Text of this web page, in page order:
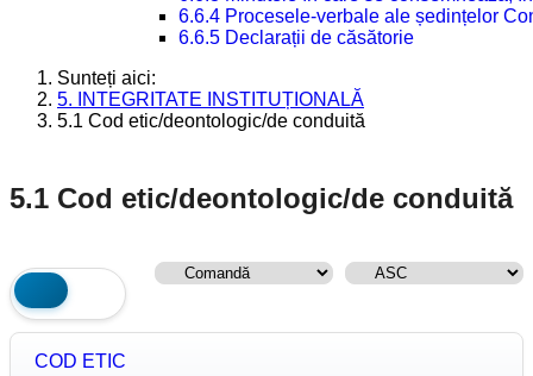
6.6.4 Procesele-verbale ale ședințelor
6.6.5 Declarații de căsătorie
Sunteți aici:
5. INTEGRITATE INSTITUȚIONALĂ
5.1 Cod etic/deontologic/de conduită
5.1 Cod etic/deontologic/de conduită
COD ETIC